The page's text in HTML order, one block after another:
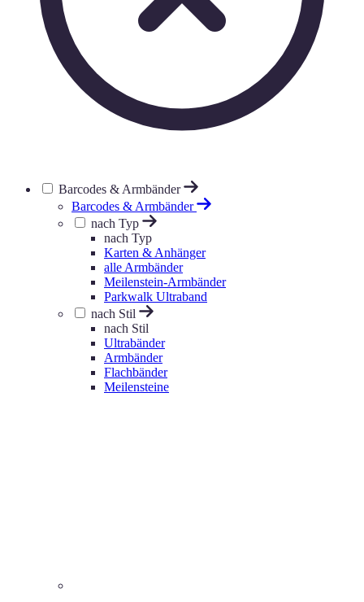
Barcodes & Armbänder
Barcodes & Armbänder
nach Typ
nach Typ
Karten & Anhänger
alle Armbänder
Meilenstein-Armbänder
Parkwalk Ultraband
nach Stil
nach Stil
Ultrabänder
Armbänder
Flachbänder
Meilensteine